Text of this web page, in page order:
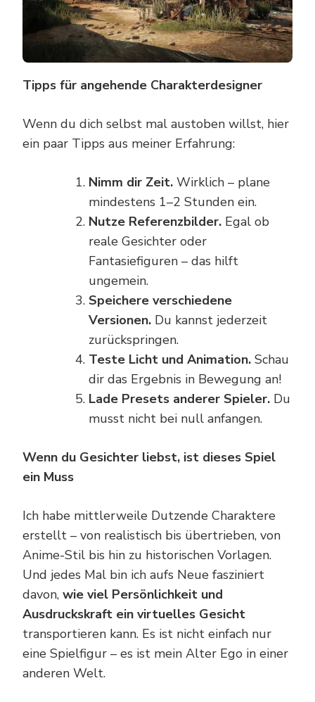
Tipps für angehende Charakterdesigner
Wenn du dich selbst mal austoben willst, hier
ein paar Tipps aus meiner Erfahrung:
Nimm dir Zeit. Wirklich – plane
mindestens 1–2 Stunden ein.
Nutze Referenzbilder. Egal ob
reale Gesichter oder
Fantasiefiguren – das hilft
ungemein.
Speichere verschiedene
Versionen. Du kannst jederzeit
zurückspringen.
Teste Licht und Animation. Schau
dir das Ergebnis in Bewegung an!
Lade Presets anderer Spieler. Du
musst nicht bei null anfangen.
Wenn du Gesichter liebst, ist dieses Spiel
ein Muss
Ich habe mittlerweile Dutzende Charaktere
erstellt – von realistisch bis übertrieben, von
Anime-Stil bis hin zu historischen Vorlagen.
Und jedes Mal bin ich aufs Neue fasziniert
davon, wie viel Persönlichkeit und
Ausdruckskraft ein virtuelles Gesicht
transportieren kann. Es ist nicht einfach nur
eine Spielfigur – es ist mein Alter Ego in einer
anderen Welt.